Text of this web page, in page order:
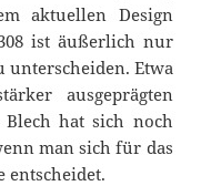
aktuellen Design
ist äußerlich nur
unterscheiden. Etwa
ausgeprägten
hat sich noch
man sich für das
entscheidet.